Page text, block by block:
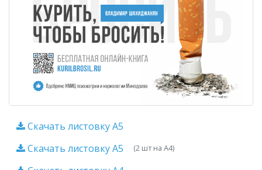
Скачать листовку A5
Скачать листовку A5
(2 шт на A4)